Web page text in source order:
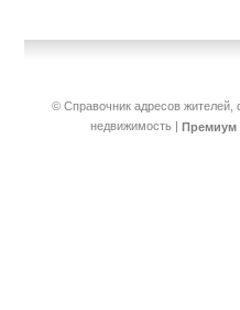
© Справочник адресов
недвижимость | Премиум